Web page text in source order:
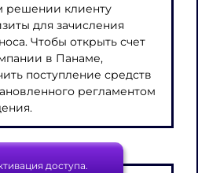
решении клиенту
для зачисления
Чтобы открыть счет
в Панаме,
поступление средств
регламентом
доступа.